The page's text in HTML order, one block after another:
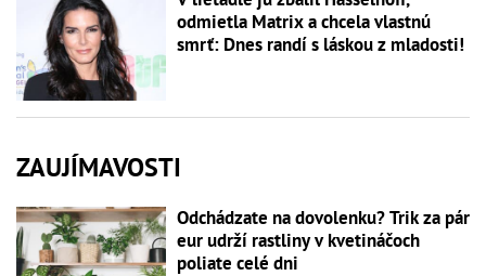
odmietla Matrix a chcela vlastnú
smrť: Dnes randí s láskou z mladosti!
ZAUJÍMAVOSTI
Odchádzate na dovolenku? Trik za pár
eur udrží rastliny v kvetináčoch
poliate celé dni